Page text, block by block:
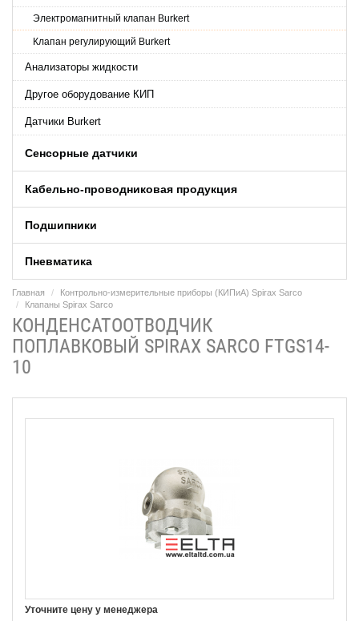
Электромагнитный клапан Burkert
Клапан регулирующий Burkert
Анализаторы жидкости
Другое оборудование КИП
Датчики Burkert
Сенсорные датчики
Кабельно-проводниковая продукция
Подшипники
Пневматика
Главная
Контрольно-измерительные приборы (КИПиA) Spirax Sarco
Клапаны Spirax Sarco
КОНДЕНСАТООТВОДЧИК
ПОПЛАВКОВЫЙ SPIRAX SARCO FTGS14-
10
Уточните цену у менеджера